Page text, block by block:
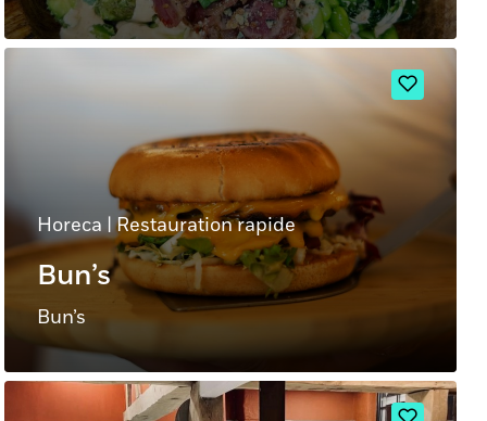
Horeca|Restauration rapide
Bun’s
Bun’s